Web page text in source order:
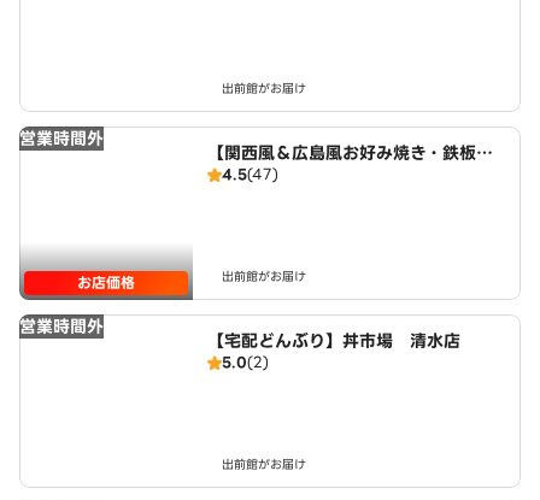
出前館がお届け
営業時間外
お店価格
【関西風＆広島風お好み焼き・鉄板焼
き】 桜家 清水店
4.5(47)
出前館がお届け
営業時間外
【宅配どんぶり】丼市場 清水店
5.0(2)
出前館がお届け